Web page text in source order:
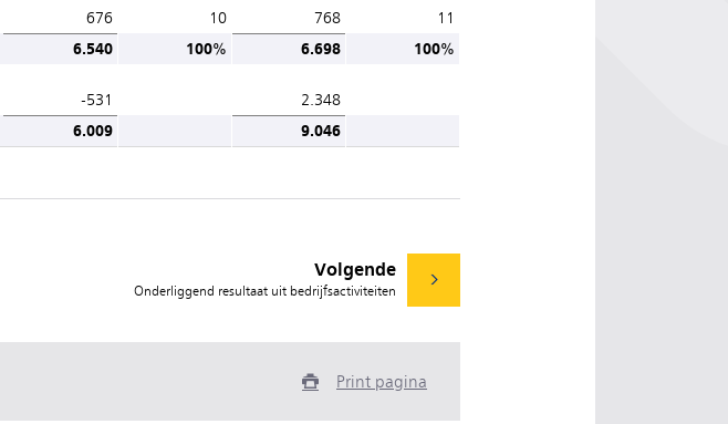
676 10 768
11
6.540 100% 6.698
100%
-531
2.348
6.009 9.046
Volgende
Onderliggend resultaat uit bedrijfsactiviteiten
Print pagina